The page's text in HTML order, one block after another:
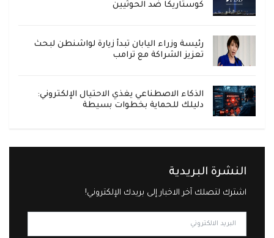
كوستاريكا ضد الحوثيين
رئيسة وزراء اليابان تبدأ زيارة لواشنطن لبحث
تعزيز الشراكة مع ترامب
الذكاء الاصطناعي يغذي الاحتيال الإلكتروني:
دليلك للحماية بخطوات بسيطة
النشرة البريدية
اشترك لتصلك آخر الاخبار إلى بريدك الإلكتروني!